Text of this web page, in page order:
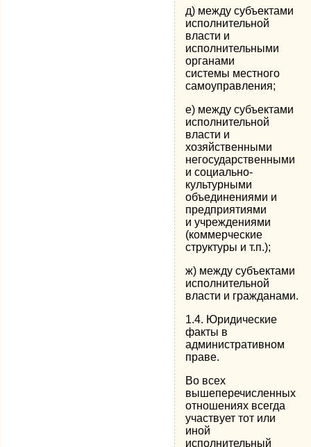
д) между субъектами
исполнительной
власти и
исполнительными
органами
системы местного
самоуправления;
е) между субъектами
исполнительной
власти и
хозяйственными
негосударственными
и социально-
культурными
объединениями и
предприятиями
и учреждениями
(коммерческие
структуры и т.п.);
ж) между субъектами
исполнительной
власти и гражданами.
1.4. Юридические
факты в
административном
праве.
Во всех
вышеперечисленных
отношениях всегда
участвует тот или
иной
исполнительный